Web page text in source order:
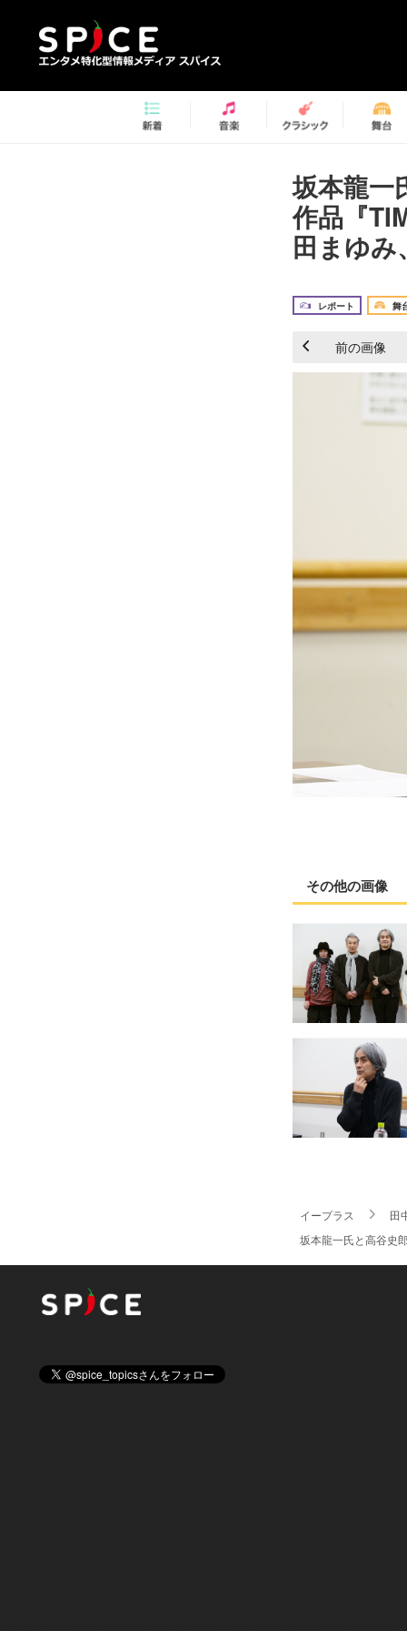
坂本龍一
作品『
田まゆみ
レポート 舞
前の画像
その他の画像
イープラス
田
坂本龍一氏と高谷史